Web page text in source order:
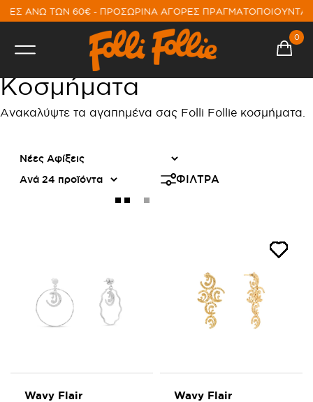
ΑΝΩ ΤΩΝ 60€ - ΠΡΟΣΩΡΙΝΑ ΑΓΟΡΕΣ ΠΡΑΓΜΑΤΟΠΟΙΟΥΝΤΑΙ
0
Κοσμήματα
Ανακαλύψτε τα αγαπημένα σας Folli Follie κοσμήματα.
ΦΙΛΤΡΑ
Wavy Flair
Wavy Flair